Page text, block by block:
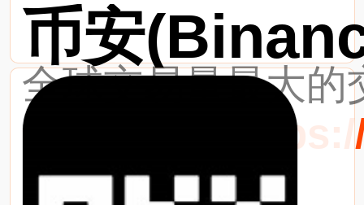
币安
全球交易量最大的
最新网址：